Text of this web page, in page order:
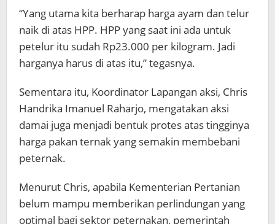
“Yang utama kita berharap harga ayam dan telur
naik di atas HPP. HPP yang saat ini ada untuk
petelur itu sudah Rp23.000 per kilogram. Jadi
harganya harus di atas itu,” tegasnya.
Sementara itu, Koordinator Lapangan aksi, Chris
Handrika Imanuel Raharjo, mengatakan aksi
damai juga menjadi bentuk protes atas tingginya
harga pakan ternak yang semakin membebani
peternak.
Menurut Chris, apabila Kementerian Pertanian
belum mampu memberikan perlindungan yang
optimal bagi sektor peternakan, pemerintah